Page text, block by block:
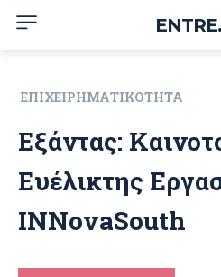
ΕΠΙΧΕΙΡΗΜΑΤΙΚΌΤΗΤΑ
Εξάντας:
Ευέλικτης
INNovaSouth